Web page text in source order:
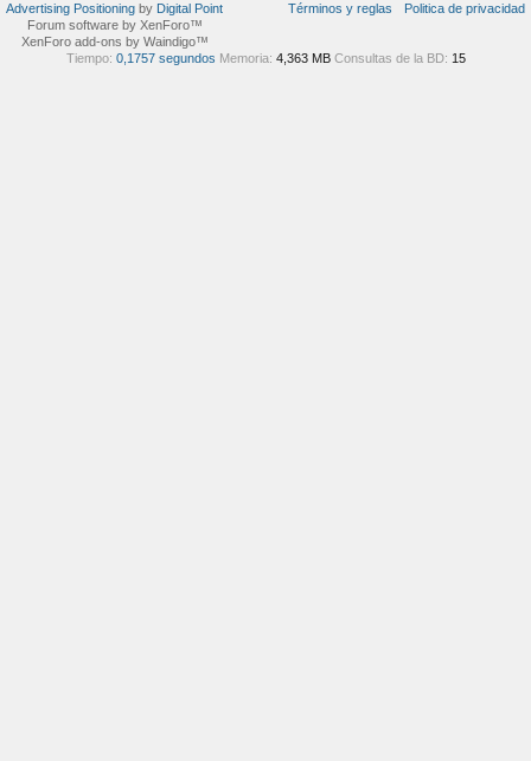
Términos y reglas
Politica de privacidad
Advertising Positioning by Digital Point
Forum software by XenForo™
XenForo add-ons by Waindigo™
Tiempo: 0,1757 segundos Memoria: 4,363 MB Consultas de la BD: 15